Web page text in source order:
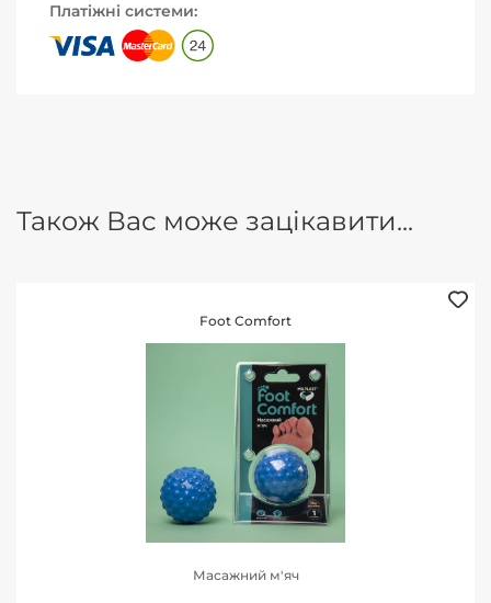
Платіжні системи:
Також Вас може зацікавити...
Foot Comfort
Масажний м'яч